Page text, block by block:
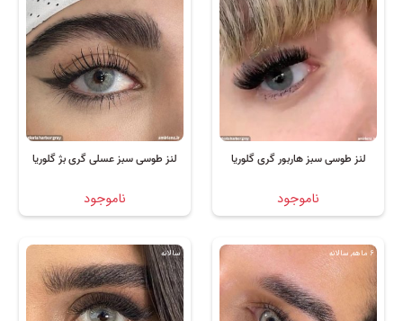
لنز طوسی سبز هاربور گری گلوریا
ناموجود
لنز طوسی سبز عسلی گری بژ گلوریا
ناموجود
6 ماهه, سالانه سالانه